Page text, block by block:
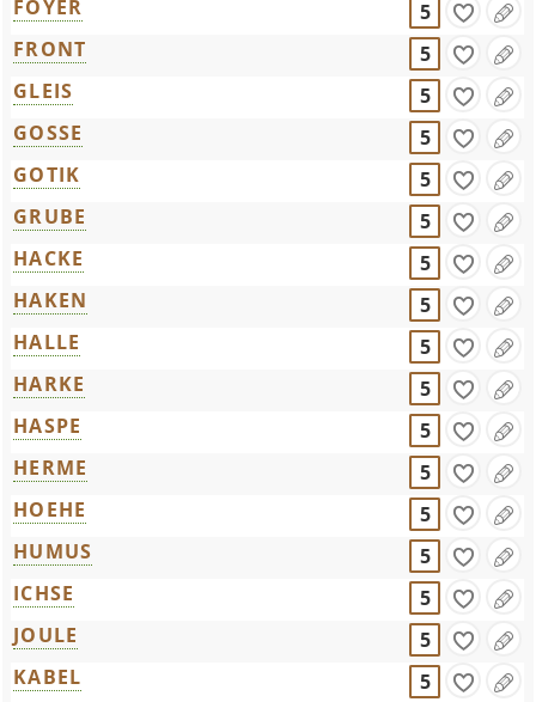
FOYER
5
FRONT
5
GLEIS
5
GOSSE
5
GOTIK
5
GRUBE
5
HACKE
5
HAKEN
5
HALLE
5
HARKE
5
HASPE
5
HERME
5
HOEHE
5
HUMUS
5
ICHSE
5
JOULE
5
KABEL
5